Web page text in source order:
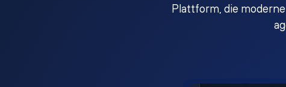
Plattform, die